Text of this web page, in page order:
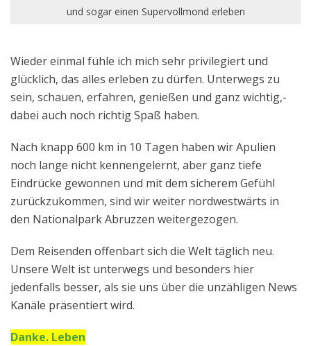
und sogar einen Supervollmond erleben
Wieder einmal fühle ich mich sehr privilegiert und
glücklich, das alles erleben zu dürfen. Unterwegs zu
sein, schauen, erfahren, genießen und ganz wichtig,-
dabei auch noch richtig Spaß haben.
Nach knapp 600 km in 10 Tagen haben wir Apulien
noch lange nicht kennengelernt, aber ganz tiefe
Eindrücke gewonnen und mit dem sicherem Gefühl
zurückzukommen, sind wir weiter nordwestwärts in
den Nationalpark Abruzzen weitergezogen.
Dem Reisenden offenbart sich die Welt täglich neu.
Unsere Welt ist unterwegs und besonders hier
jedenfalls besser, als sie uns über die unzähligen News
Kanäle präsentiert wird.
Danke. Leben